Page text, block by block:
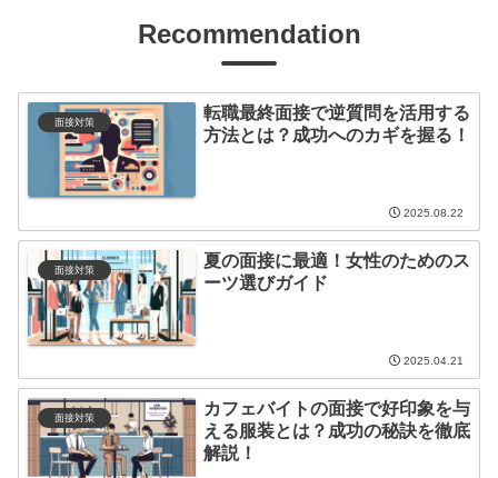
Recommendation
面接対策
転職最終面接で逆質問を活用する
方法とは？成功へのカギを握る！
2025.08.22
面接対策
夏の面接に最適！女性のためのス
ーツ選びガイド
2025.04.21
面接対策
カフェバイトの面接で好印象を与
える服装とは？成功の秘訣を徹底
解説！